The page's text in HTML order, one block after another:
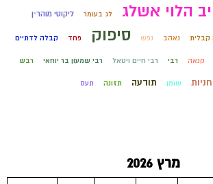
הלוי אשלג לג בעומר ליקוטי מוהר״ן
קבלית נאהב נפש סיפוק פחד קבלה לדתיים
קנאה רבי רבי חיים ויטאל רבי שמעון בר יוחאי רבש
שומן תודעה תזונה תעס
מרץ 2026